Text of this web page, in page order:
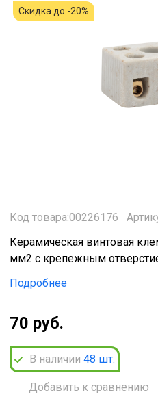
Скидка до -20%
Код товара:00226176
Керамическая винтовая
мм2 с крепежным
Подробнее
70 руб.
В наличии 48 шт.
Добавить к сравнению